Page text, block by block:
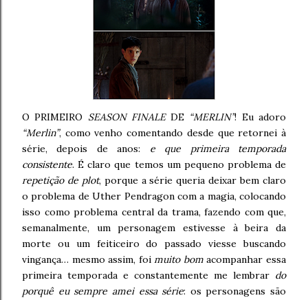
O PRIMEIRO SEASON FINALEDE “MERLIN”! Eu adoro
“Merlin”, como venho comentando desde que retornei à
série, depois de anos: e que primeira temporada
consistente. É claro que temos um pequeno problema de
repetição de plot, porque a série queria deixar bem claro
o problema de Uther Pendragon com a magia, colocando
isso como problema central da trama, fazendo com que,
semanalmente, um personagem estivesse à beira da
morte ou um feiticeiro do passado viesse buscando
vingança… mesmo assim, foimuito bomacompanhar essa
primeira temporada e constantemente me lembrar do
porquê eu sempre amei essa série: os personagens são